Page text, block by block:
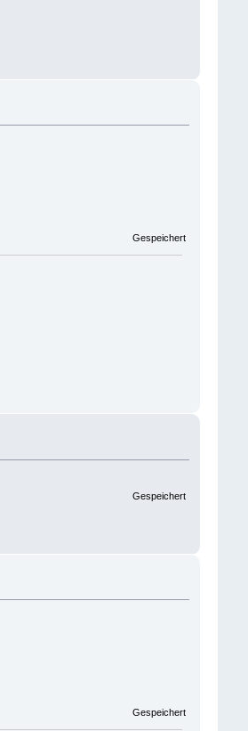
Gespeichert
Gespeichert
Gespeichert